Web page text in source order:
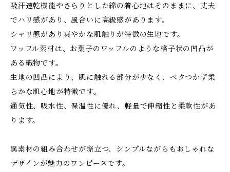
吸汗速乾機能やさらりとした綿の着心地はそのままに、丈夫
でハリ感があり、風合いに高級感があります。
シャリ感があり爽やかな肌触りが特徴の生地です。
ワッフル素材は、お菓子のワッフルのような格子状の凹凸が
ある織物です。
生地の凹凸により、肌に触れる部分が少なく、ベタつかず柔
らかな肌心地が特徴です。
通気性、吸水性、保温性に優れ、軽量で伸縮性と柔軟性があ
ります。
異素材の組み合わせが際立つ、シンプルながらもおしゃれな
デザインが魅力のワンピースです。